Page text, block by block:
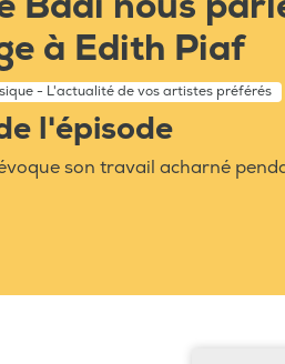
à Edith Piaf
- L'actualité de vos artistes préférés
l'épisode
son travail acharné